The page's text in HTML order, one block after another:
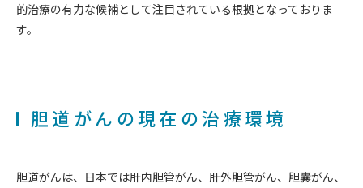
的治療の有力な候補として注目されている根拠となっておりま
す。
胆道がんの現在の治療環境
胆道がんは、日本では肝内胆管がん、肝外胆管がん、胆嚢がん、